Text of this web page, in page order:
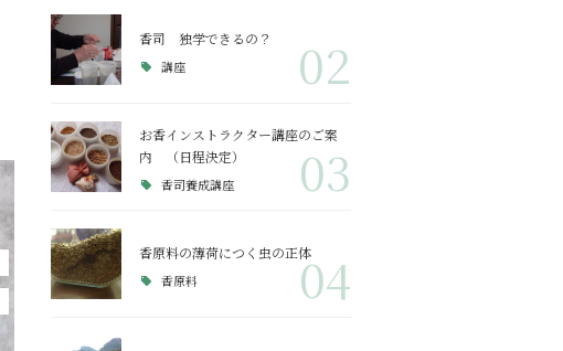
香司 独学できるの？
講座 02
お香インストラクター講座のご案
内 （日程決定）
香司養成講座 03
香原料の薄荷につく虫の正体
香原料 04